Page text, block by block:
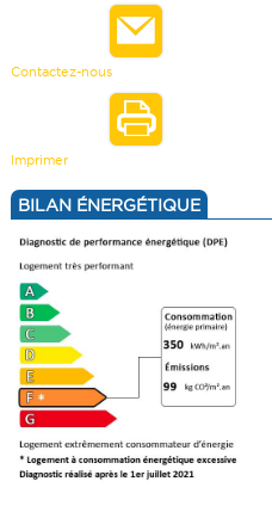
Contactez-nous
Imprimer
BILAN ÉNERGÉTIQUE